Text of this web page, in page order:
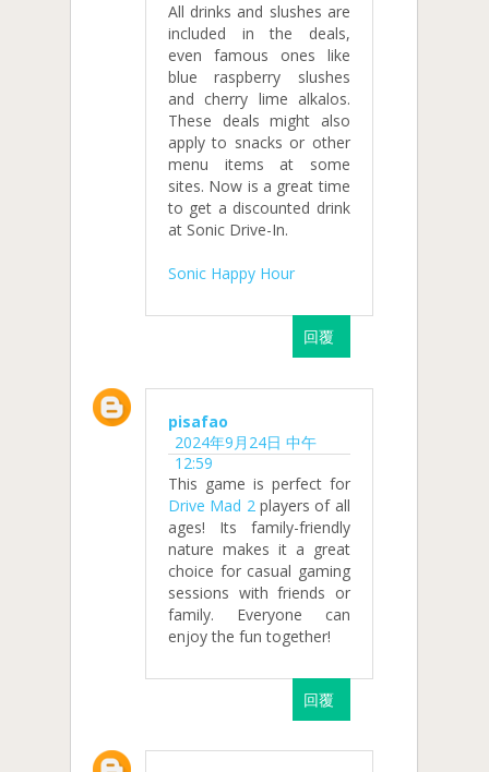
All drinks and slushes are
included in the deals,
even famous ones like
blue raspberry slushes
and cherry lime alkalos.
These deals might also
apply to snacks or other
menu items at some
sites. Now is a great time
to get a discounted drink
at Sonic Drive-In.
Sonic Happy Hour
回覆
pisafao
2024年9月24日 中午
12:59
This game is perfect for
Drive Mad 2 players of all
ages! Its family-friendly
nature makes it a great
choice for casual gaming
sessions with friends or
family. Everyone can
enjoy the fun together!
回覆